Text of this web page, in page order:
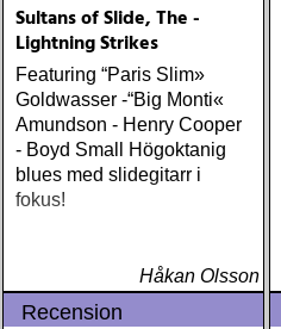
Sultans of Slide, The -
Lightning Strikes
Featuring “Paris Slim»
Goldwasser -“Big Monti«
Amundson - Henry Cooper
- Boyd Small Högoktanig
blues med slidegitarr i
fokus!
Håkan Olsson
Recension